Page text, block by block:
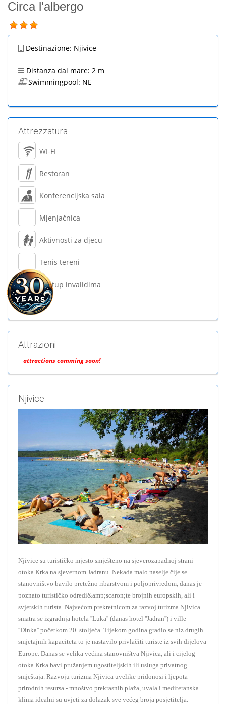
Circa l'albergo
Destinazione: Njivice
Distanza dal mare: 2 m
Swimmingpool: NE
Attrezzatura
WI-FI
Restoran
Konferencijska sala
Mjenjačnica
Aktivnosti za djecu
Tenis tereni
Pristup invalidima
Attrazioni
attractions comming soon!
Njivice
Njivice su turističko mjesto smješteno na sjeverozapadnoj strani
otoka Krka na sjevernom Jadranu. Nekada malo naselje čije se
stanovništvo bavilo pretežno ribarstvom i poljoprivredom, danas je
poznato turističko odredi&amp;scaron;te brojnih europskih, ali i
svjetskih turista. Najvećom prekretnicom za razvoj turizma Njivica
smatra se izgradnja hotela ''Luka'' (danas hotel ''Jadran'') i ville
''Dinka'' početkom 20. stoljeća. Tijekom godina gradio se niz drugih
smjetajnih kapaciteta to je nastavilo privlačiti turiste iz svih dijelova
Europe. Danas se velika većina stanovništva Njivica, ali i cijelog
otoka Krka bavi pružanjem ugostiteljskih ili usluga privatnog
smještaja. Razvoju turizma Njivica uvelike pridonosi i ljepota
prirodnih resursa - mnoštvo prekrasnih plaža, uvala i mediteranska
klima idealni su uvjeti za dolazak sve većeg broja posjetitelja.